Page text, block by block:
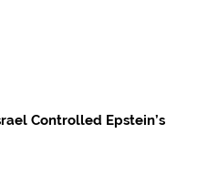
Controlled Epstein’s